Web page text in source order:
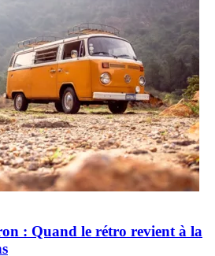
: Quand le rétro revient à la